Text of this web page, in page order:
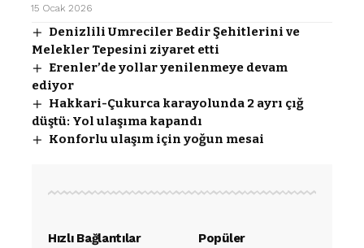
15 Ocak 2026
Denizlili Umreciler Bedir Şehitlerini ve
Melekler Tepesini ziyaret etti
Erenler’de yollar yenilenmeye devam
ediyor
Hakkari-Çukurca karayolunda 2 ayrı çığ
düştü: Yol ulaşıma kapandı
Konforlu ulaşım için yoğun mesai
Hızlı Bağlantılar
Popüler